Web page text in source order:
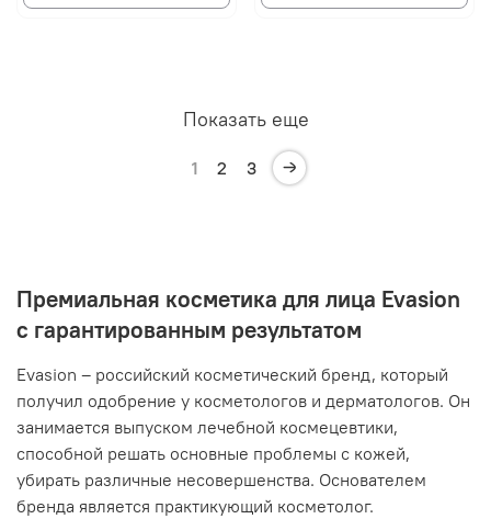
Показать еще
1 2 3
Премиальная косметика для лица Evasion
с гарантированным результатом
Evasion – российский косметический бренд, который
получил одобрение у косметологов и дерматологов. Он
занимается выпуском лечебной космецевтики,
способной решать основные проблемы с кожей,
убирать различные несовершенства. Основателем
бренда является практикующий косметолог.